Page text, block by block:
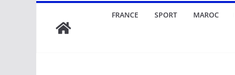
FRANCE SPORT MAROC